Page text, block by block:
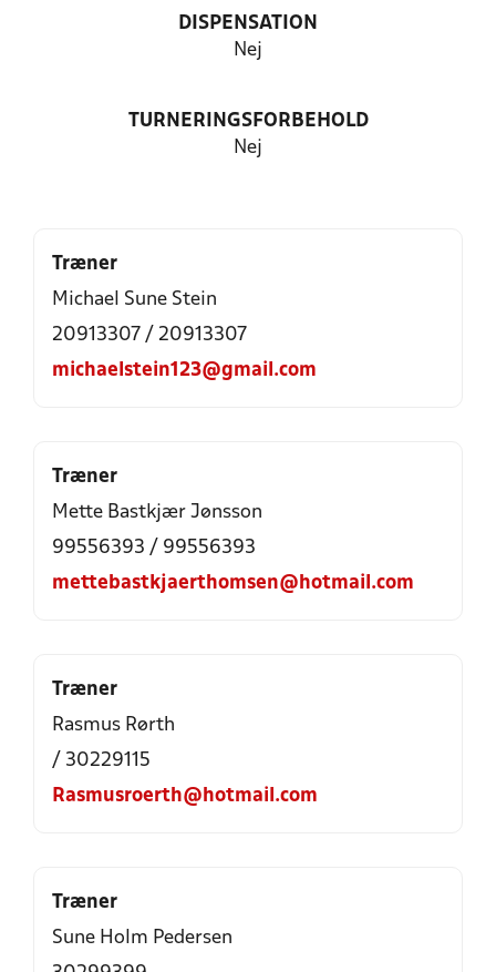
DISPENSATION
Nej
TURNERINGSFORBEHOLD
Nej
Træner
Michael Sune Stein
20913307 / 20913307
michaelstein123@gmail.com
Træner
Mette Bastkjær Jønsson
99556393 / 99556393
mettebastkjaerthomsen@hotmail.com
Træner
Rasmus Rørth
/ 30229115
Rasmusroerth@hotmail.com
Træner
Sune Holm Pedersen